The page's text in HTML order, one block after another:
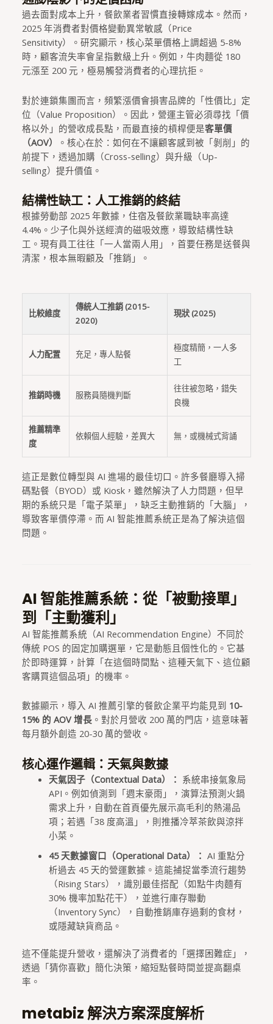
過去面對成本上升，餐飲業者習慣直接轉嫁成本。然而，
2025 年消費者對價格變動異常敏感（Price
Sensitivity）。研究顯示，核心菜單價格上調超過 5-8%
時，顧客流失率會呈指數級上升。例如，牛肉麵從 180
元漲至 200 元，極易觸發消費者的心理抗拒。
對於連鎖集團而言，頻繁漲價會損害品牌的「性價比」定
位（Value Proposition）。因此，營運主管必須尋找「價
格以外」的營收成長點，而最直接的槓桿便是客單價
（AOV）
。核心在於：如何在不讓顧客感到被「剝削」的
前提下，透過加購（Cross-selling）與升級（Up-
selling）提升價值。
結構性缺工：人工推銷的終結
根據勞動部 2025 年數據，住宿及餐飲業職缺率高達
4.4%。少子化與外送經濟的磁吸效應，導致結構性缺
工。現有員工往往「一人當兩人用」，首要任務是送餐與
清潔，根本無暇顧及「推銷」。
比較維度
傳統人工推銷 (2015-
2020)
現狀 (2025)
人力配置 充足，專人點餐
極度精簡，一人多
工
推銷時機 服務員隨機判斷
往往被忽略，錯失
良機
推薦精準
度
依賴個人經驗，差異大 無，或機械式背誦
這正是數位轉型與 AI 進場的最佳切口。許多餐廳導入掃
碼點餐（BYOD）或 Kiosk，雖然解決了人力問題，但早
期的系統只是「電子菜單」，缺乏主動推銷的「大腦」，
導致客單價停滯。而 AI 智能推薦系統正是為了解決這個
問題。
AI 智能推薦系統：從「被動接單」
到「主動獲利」
AI 智能推薦系統（AI Recommendation Engine）不同於
傳統 POS 的固定加購選單，它是動態且個性化的。它基
於即時運算，計算「在這個時間點、這種天氣下、這位顧
客購買這個品項」的機率。
數據顯示，導入 AI 推薦引擎的餐飲企業平均能見到 10-
15% 的 AOV 增長。對於月營收 200 萬的門店，這意味著
每月額外創造 20-30 萬的營收。
核心運作邏輯：天氣與數據
天氣因子（Contextual Data）： 系統串接氣象局
API。例如偵測到「週末豪雨」，演算法預測火鍋
需求上升，自動在首頁優先展示高毛利的熱湯品
項；若遇「38 度高溫」，則推播冷萃茶飲與涼拌
小菜。
45 天數據窗口（Operational Data）： AI 重點分
析過去 45 天的營運數據。這能捕捉當季流行趨勢
（Rising Stars），識別最佳搭配（如點牛肉麵有
30% 機率加點花干），並進行庫存聯動
（Inventory Sync），自動推銷庫存過剩的食材，
或隱藏缺貨商品。
這不僅能提升營收，還解決了消費者的「選擇困難症」，
透過「猜你喜歡」簡化決策，縮短點餐時間並提高翻桌
率。
metabiz 解決方案深度解析